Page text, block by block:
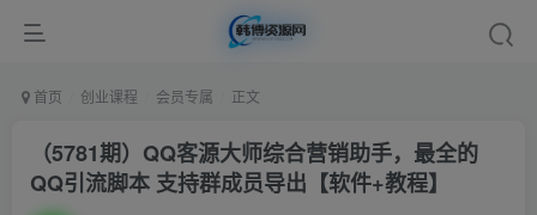
首页 创业课程 会员专属 正文
（5781期）QQ客源大师综合营销助手，最全的
QQ引流脚本 支持群成员导出【软件+教程】